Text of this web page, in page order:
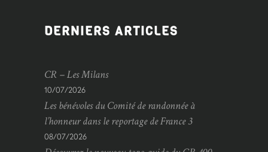
DERNIERS ARTICLES
CR – Les Milans
10/07/2026
Les bénévoles du Comité de randonnée à
l’honneur dans le reportage de France 3
08/07/2026